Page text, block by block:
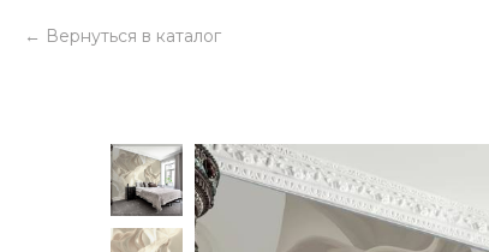
Вернуться в каталог